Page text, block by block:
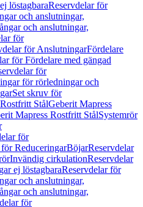
löstagbaraReservdelar för
och anslutningar,
och anslutningar,
för
för AnslutningarFördelare
för Fördelare med gängad
för
för rörledningar och
Set skruv för
StålGeberit Mapress
Mapress Rostfritt StålSystemrör
för
ReduceringarBöjarReservdelar
Invändig cirkulationReservdelar
ej löstagbaraReservdelar för
och anslutningar,
och anslutningar,
för